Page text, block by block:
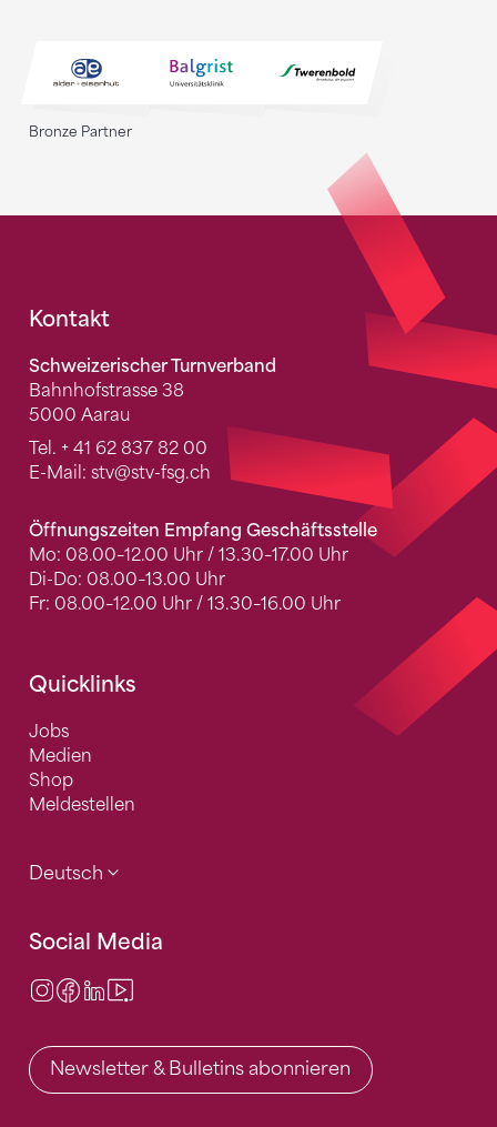
Bronze Partner
Fusszeile
Kontakt
Schweizerischer Turnverband
Bahnhofstrasse 38
5000 Aarau
Tel. + 41 62 837 82 00
E-Mail: stv@stv-fsg.ch
Öffnungszeiten Empfang Geschäftsstelle
Mo: 08.00–12.00 Uhr / 13.30–17.00 Uhr
Di-Do: 08.00–13.00 Uhr
Fr: 08.00–12.00 Uhr / 13.30–16.00 Uhr
Quicklinks
Jobs
Medien
Shop
Meldestellen
Deutsch
Social Media
Instagram
Facebook
LinkedIn
Newsletter & Bulletins abonnieren